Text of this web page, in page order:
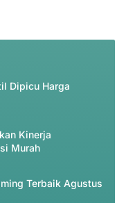
Dipicu Harga
Kinerja
Murah
Terbaik Agustus